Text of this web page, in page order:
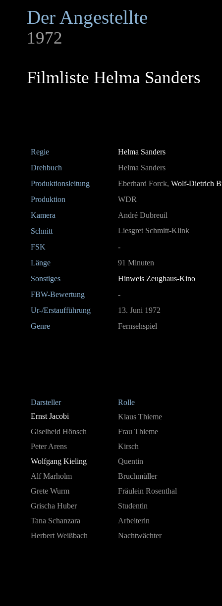
Der Angestellte
1972
Filmliste Helma Sanders
Regie
Helma Sanders
Drehbuch
Helma Sanders
Produktionsleitung
Eberhard Forck, Wolf-Dietrich
Produktion
WDR
Kamera
André Dubreuil
Schnitt
Liesgret Schmitt-Klink
FSK
-
Länge
91 Minuten
Sonstiges
Hinweis Zeughaus-Kino
FBW-Bewertung
-
Ur-/Erstaufführung
13. Juni 1972
Genre
Fernsehspiel
Darsteller
Rolle
Ernst Jacobi
Klaus Thieme
Giselheid Hönsch
Frau Thieme
Peter Arens
Kirsch
Wolfgang Kieling
Quentin
Alf Marholm
Bruchmüller
Grete Wurm
Fräulein Rosenthal
Grischa Huber
Studentin
Tana Schanzara
Arbeiterin
Herbert Weißbach
Nachtwächter